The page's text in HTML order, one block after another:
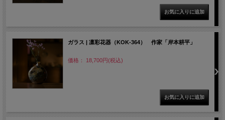
ガラス | 凛彩花器（KOK-364） 作家「岸本耕平」
価格： 18,700円(税込)